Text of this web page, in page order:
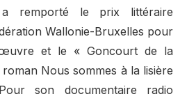
a remporté le prix littéraire
Wallonie-Bruxelles pour
œuvre et le « Goncourt de la
Nous sommes à la lisière
son documentaire radio